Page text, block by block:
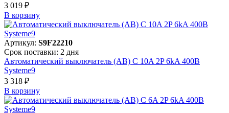
3 019 ₽
В корзинy
Артикул: S9F22210
Срок поставки: 2 дня
Автоматический выключатель (АВ) C 10A 2P 6kA 400В
Systeme9
3 318 ₽
В корзинy